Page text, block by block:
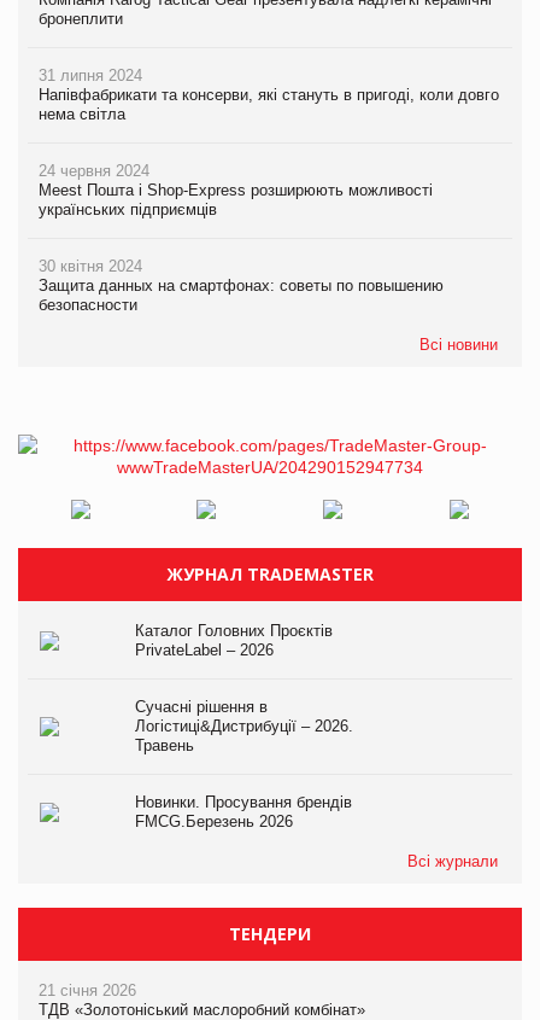
бронеплити
31 липня 2024
Напівфабрикати та консерви, які стануть в пригоді, коли довго
нема світла
24 червня 2024
Meest Пошта і Shop-Express розширюють можливості
українських підприємців
30 квітня 2024
Защита данных на смартфонах: советы по повышению
безопасности
Всі новини
ЖУРНАЛ TRADEMASTER
Каталог Головних Проєктів
PrivateLabel – 2026
Сучасні рішення в
Логістиці&Дистрибуції – 2026.
Травень
Новинки. Просування брендів
FMCG.Березень 2026
Всі журнали
ТЕНДЕРИ
21 січня 2026
ТДВ «Золотоніський маслоробний комбінат»